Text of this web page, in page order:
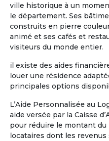
ville historique à un
le département. Ses
construits en pierre
animé et ses cafés et
visiteurs du monde entier.
il existe des aides
louer une résidence
principales options
L’Aide Personnalisée au
aide versée par la Caisse
pour réduire le montant du
locataires dont les
Je possède déjà
région centre où
partager mon
maison en
Hérault ou Gard ou